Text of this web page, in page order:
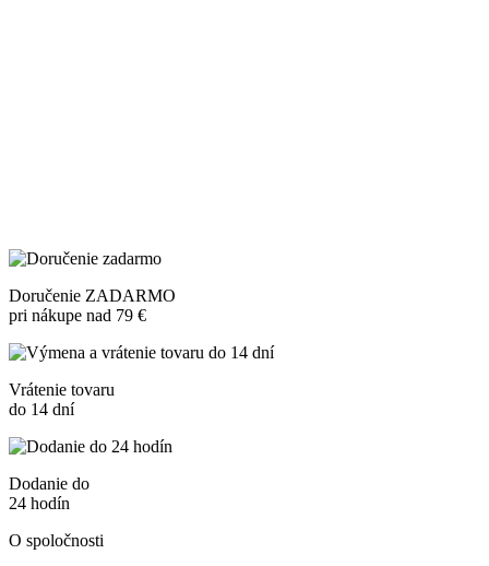
Doručenie ZADARMO
pri nákupe nad 79 €
Vrátenie tovaru
do 14 dní
Dodanie do
24 hodín
O spoločnosti